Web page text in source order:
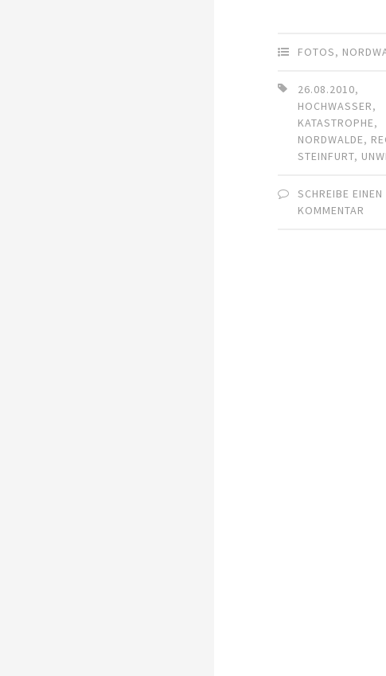
FOTOS,
26.08.2010,
HOCHWASSER,
KATASTROPHE,
NORDWALDE,
STEINFURT,
SCHREIBE EINEN
KOMMENTAR